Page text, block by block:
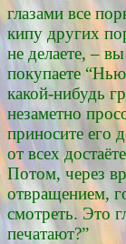
глазами все
кипу других
не делаете, –
покупаете
какой-нибудь
незаметно
приносите его
от всех
Потом, через
отвращением,
смотреть. Это
печатают?”